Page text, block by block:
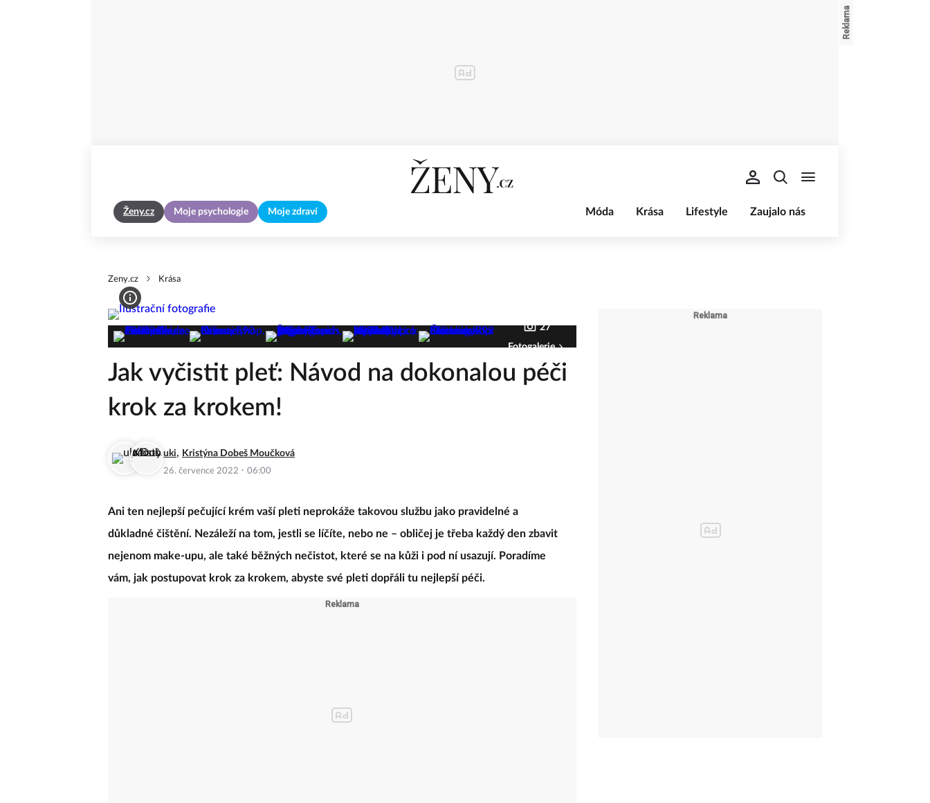
Ženy.cz Moje psychologie Moje zdraví Móda Krása Lifestyle Zaujalo nás
Zeny.cz Krása
27
Fotogalerie
Jak vyčistit pleť: Návod na dokonalou péči
krok za krokem!
uki, Kristýna Dobeš Moučková
26. července 2022 · 06:00
Ani ten nejlepší pečující krém vaší pleti neprokáže takovou službu jako pravidelné a
důkladné čištění. Nezáleží na tom, jestli se líčíte, nebo ne – obličej je třeba každý den zbavit
nejenom make-upu, ale také běžných nečistot, které se na kůži i pod ní usazují. Poradíme
vám, jak postupovat krok za krokem, abyste své pleti dopřáli tu nejlepší péči.